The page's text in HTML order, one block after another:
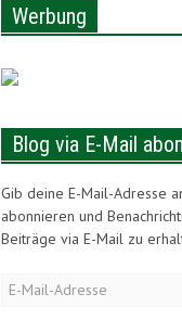
Werbung
Blog via E-Mail
Gib deine E-Mail-Adresse
abonnieren und
Beiträge via E-Mail zu
E-